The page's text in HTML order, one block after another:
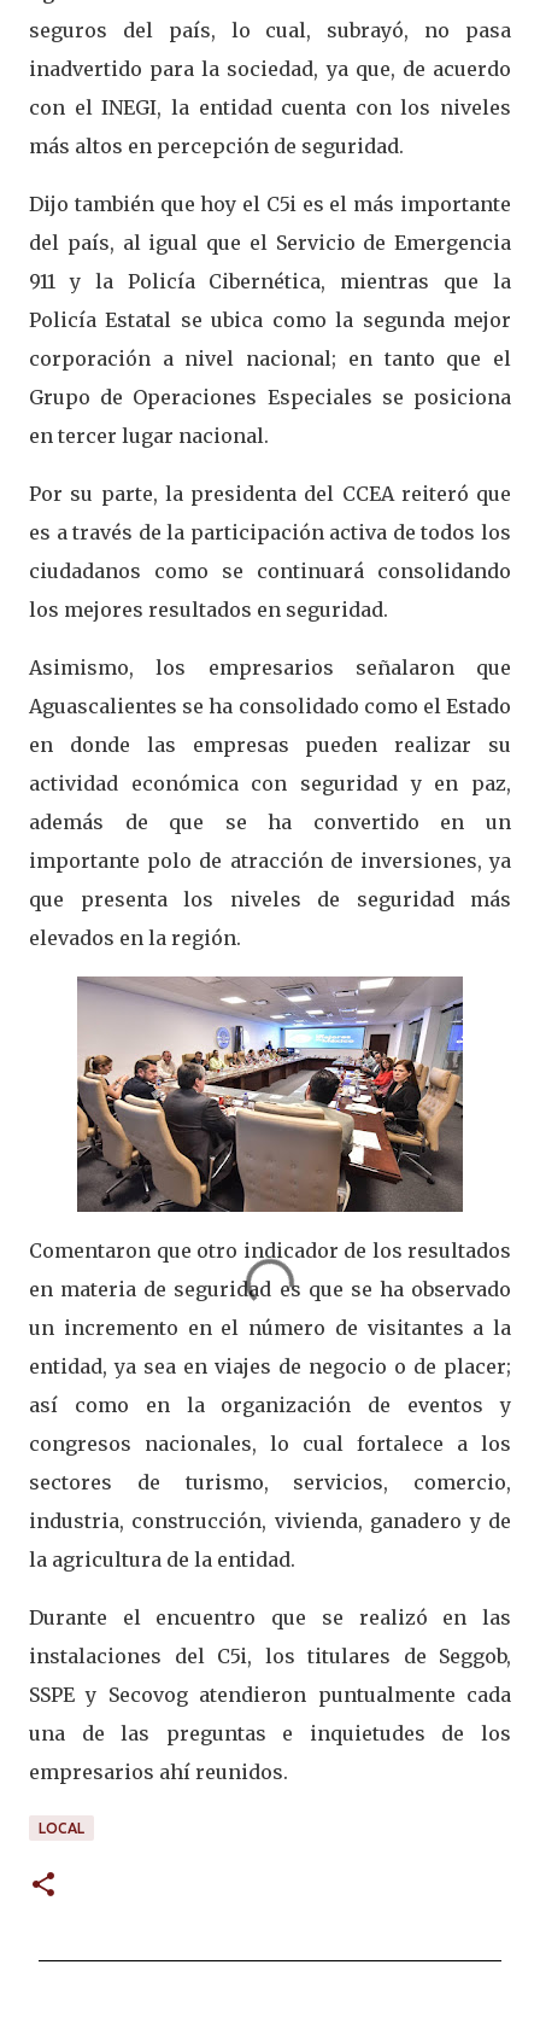
seguros del país, lo cual, subrayó, no pasa
inadvertido para la sociedad, ya que, de acuerdo
con el INEGI, la entidad cuenta con los niveles
más altos en percepción de seguridad.
Dijo también que hoy el C5i es el más importante
del país, al igual que el Servicio de Emergencia
911 y la Policía Cibernética, mientras que la
Policía Estatal se ubica como la segunda mejor
corporación a nivel nacional; en tanto que el
Grupo de Operaciones Especiales se posiciona
en tercer lugar nacional.
Por su parte, la presidenta del CCEA reiteró que
es a través de la participación activa de todos los
ciudadanos como se continuará consolidando
los mejores resultados en seguridad.
Asimismo, los empresarios señalaron que
Aguascalientes se ha consolidado como el Estado
en donde las empresas pueden realizar su
actividad económica con seguridad y en paz,
además de que se ha convertido en un
importante polo de atracción de inversiones, ya
que presenta los niveles de seguridad más
elevados en la región.
Comentaron que otro indicador de los resultados
en materia de seguridad es que se ha observado
un incremento en el número de visitantes a la
entidad, ya sea en viajes de negocio o de placer;
así como en la organización de eventos y
congresos nacionales, lo cual fortalece a los
sectores de turismo, servicios, comercio,
industria, construcción, vivienda, ganadero y de
la agricultura de la entidad.
Durante el encuentro que se realizó en las
instalaciones del C5i, los titulares de Seggob,
SSPE y Secovog atendieron puntualmente cada
una de las preguntas e inquietudes de los
empresarios ahí reunidos.
LOCAL